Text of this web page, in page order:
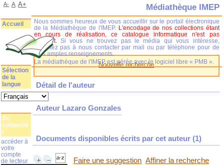
Nouvelle recherche
Détail de l'auteur
Auteur Lazaro Gonzales
Documents disponibles écrits par cet auteur (1)
Faire une suggestion Affiner la recherche
Médiathèque IMEP
Nous sommes heureux de vous accueillir sur le portail électronique
de la Médiathèque de l'IMEP. L'encodage de nos collections étant
en cours de réalisation, ce catalogue informatique n'est pas
complet.
Si vous ne trouvez pas le média qui vous intéresse,
n'hésitez pas à nous contacter par mail ou par téléphone pour de
plus amples renseignements.
La médiathèque de l'IMEP est gérée avec le logiciel libre « PMB ».
A- A A+
Accueil
Sélection
de la
langue
Se
connecte
r
accéder à
votre
compte
de lecteur